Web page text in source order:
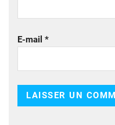
E-mail *